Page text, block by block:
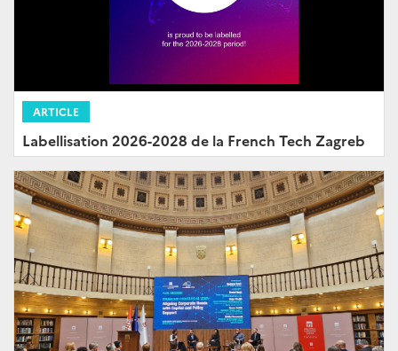
ARTICLE
Labellisation 2026-2028 de la French Tech Zagreb